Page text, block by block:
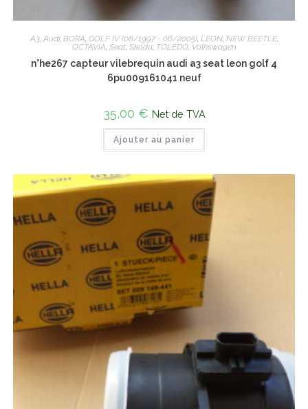
A3, Audi, BORA, GOLF IV (08/1997 - 06/2005), LEON, NEW BEETLE,
OCTAVIA, Seat, Skoda, TOLEDO, Volkswagen
n°he267 capteur vilebrequin audi a3 seat leon golf 4
6pu009161041 neuf
35,00 € Net de TVA
Ajouter au panier